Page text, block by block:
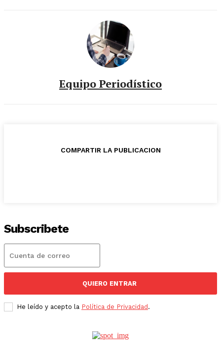
Equipo Periodístico
COMPARTIR LA PUBLICACION
Subscribete
QUIERO ENTRAR
He leído y acepto la Política de Privacidad.